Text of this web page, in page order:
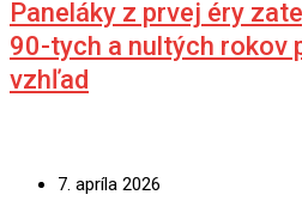
Paneláky z prvej éry
90-tych a nultých rokov
vzhľad
7. apríla 2026